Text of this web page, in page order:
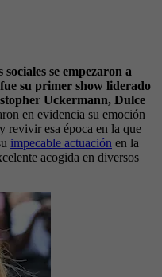
sociales se empezaron a
su primer show liderado
Uckermann, Dulce
en evidencia su emoción
revivir esa época en la que
impecable actuación en la
acogida en diversos